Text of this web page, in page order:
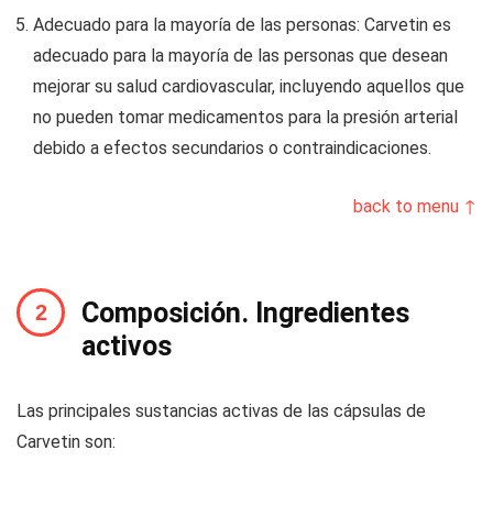
Adecuado para la mayoría de las personas: Carvetin es
adecuado para la mayoría de las personas que desean
mejorar su salud cardiovascular, incluyendo aquellos que
no pueden tomar medicamentos para la presión arterial
debido a efectos secundarios o contraindicaciones.
back to menu ↑
Composición. Ingredientes
activos
Las principales sustancias activas de las cápsulas de
Carvetin son: